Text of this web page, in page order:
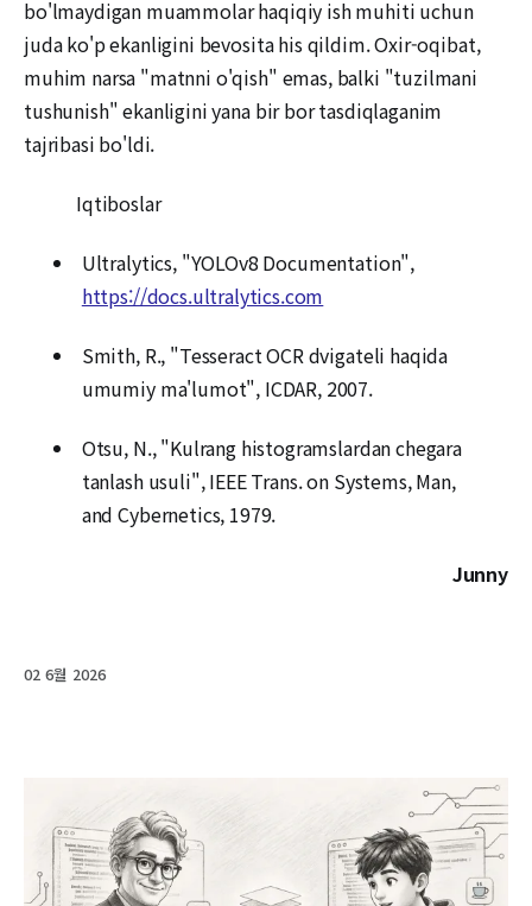
bo'lmaydigan muammolar haqiqiy ish muhiti uchun
juda ko'p ekanligini bevosita his qildim. Oxir-oqibat,
muhim narsa "matnni o'qish" emas, balki "tuzilmani
tushunish" ekanligini yana bir bor tasdiqlaganim
tajribasi bo'ldi.
Iqtiboslar
Ultralytics, "YOLOv8 Documentation",
https://docs.ultralytics.com
Smith, R., "Tesseract OCR dvigateli haqida
umumiy ma'lumot", ICDAR, 2007.
Otsu, N., "Kulrang histogramslardan chegara
tanlash usuli", IEEE Trans. on Systems, Man,
and Cybernetics, 1979.
Junny
02 6월 2026